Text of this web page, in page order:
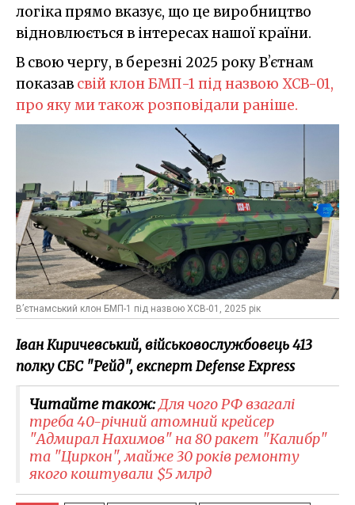
логіка прямо вказує, що це виробництво
відновлюється в інтересах нашої країни.
В свою чергу, в березні 2025 року Вʼєтнам
показав свій клон БМП-1 під назвою XCB-01,
про яку ми також розповідали раніше.
Вʼєтнамський клон БМП-1 під назвою XCB-01, 2025 рік
Іван Киричевський, військовослужбовець 413
полку СБС "Рейд", експерт Defense Express
Читайте також:Для чого РФ взагалі
треба 40-річний атомний крейсер
"Адмирал Нахимов" на 80 ракет "Калибр"
та "Циркон", майже 30 років ремонту
якого коштували $5 млрд